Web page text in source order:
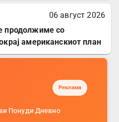
06 август 2026
продолжиме со
американскиот план
Реклама
Понуди Дневно